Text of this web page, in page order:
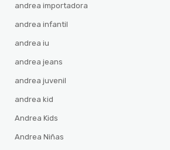
andrea importadora
andrea infantil
andrea iu
andrea jeans
andrea juvenil
andrea kid
Andrea Kids
Andrea Niñas